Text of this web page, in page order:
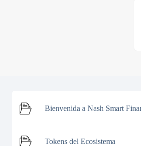
Bienvenida a Nash Smart
Tokens del Ecosistema